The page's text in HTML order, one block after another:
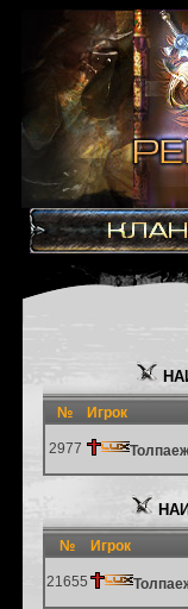
№ Игрок
2977
№ Игрок
21655